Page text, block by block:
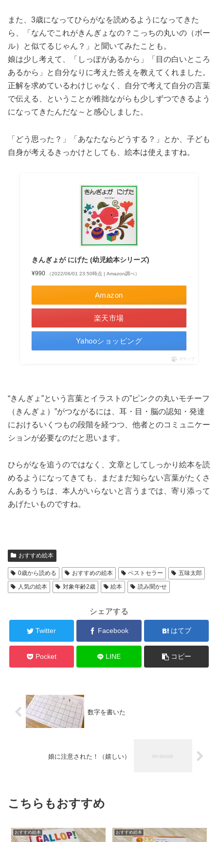
また、3歳になってひらがなを読めるようになってきた
ら、「なんでこれがきんぎょなの？こっちの丸いの（ボー
ル）と似てるじゃん？」と聞いてみたことも。
娘は少し考えて、「しっぽがあるから」「目の白いところ
あるから」と自分なりに考えた答えを教えてくれました。
正解を求めているわけじゃなく、自分で考えて自分の言葉
で伝える、ということが稚拙ながらも少しずつできるよう
になってきたんだな～と感心しました。
「どう思った？」「あなたならどうする？」とか、子ども
自身が考えるきっかけとしても、絵本は使えますね。
きんぎょが にげた (幼児絵本シリーズ)
¥990 （2022/06/01 23:50時点 | Amazon調べ）
Amazon
楽天市場
Yahooショッピング
ポチップ
“きんぎょ”という言葉とイラストの”ピンクの丸いモチーフ
（きんぎょ）”がつながるには、耳・目・脳の認知・発達
におけるいくつもの段階を経つつ、他者とのコミュニケー
ションが必要なのだと思います。
ひらがなを追うのではなく、文章としてしっかり絵本を読
めるようになってきても、まだまだ知らない言葉がたくさ
んあるうちは、本人がいらないと言うまでは、寄り添って
あげたいものですね。
おすすめ絵本
0歳から読める おすすめの絵本 ベストセラー
五味太郎
人気の絵本
対象年齢2歳 絵本 読み聞かせ
シェアする
Twitter Facebook はてブ
Pocket LINE コピー
数字を書いた
娘に注意された！（嬉しい）
こちらもおすすめ
おすすめ絵本 おすすめ絵本